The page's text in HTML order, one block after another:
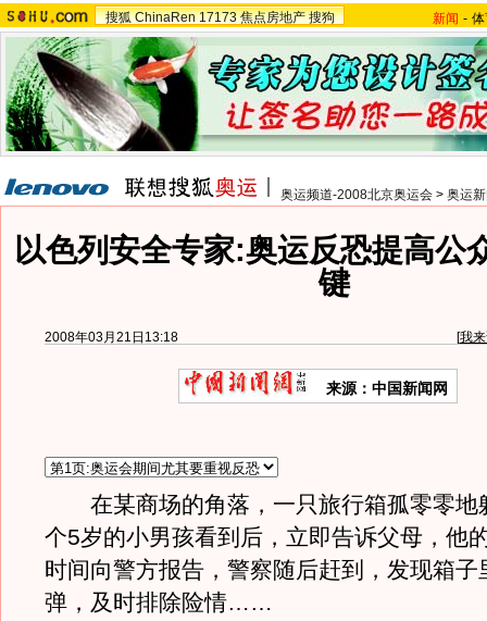
搜狐 ChinaRen 17173 焦点房地产 搜狗 新闻 -
奥运频道-2008北京奥运会 > 奥运
以色列安全专家:奥运反恐提高公
键
2008年03月21日13:18 [我
来源：中国新闻网
在某商场的角落，一只旅行箱孤零零地
个5岁的小男孩看到后，立即告诉父母，他
时间向警方报告，警察随后赶到，发现箱子
弹，及时排除险情……